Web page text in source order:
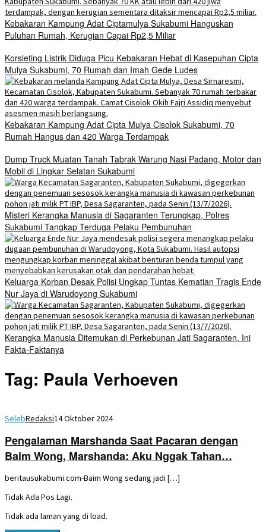
Kebakaran Kampung Adat Ciptamulya Sukabumi Hanguskan
Puluhan Rumah, Kerugian Capai Rp2,5 Miliar
Korsleting Listrik Diduga Picu Kebakaran Hebat di Kasepuhan Cipta
Mulya Sukabumi, 70 Rumah dan Imah Gede Ludes
Kebakaran Kampung Adat Cipta Mulya Cisolok Sukabumi, 70
Rumah Hangus dan 420 Warga Terdampak
Dump Truck Muatan Tanah Tabrak Warung Nasi Padang, Motor dan
Mobil di Lingkar Selatan Sukabumi
Misteri Kerangka Manusia di Sagaranten Terungkap, Polres
Sukabumi Tangkap Terduga Pelaku Pembunuhan
Keluarga Korban Desak Polisi Ungkap Tuntas Kematian Tragis Ende
Nur Jaya di Warudoyong Sukabumi
Kerangka Manusia Ditemukan di Perkebunan Jati Sagaranten, Ini
Fakta-Faktanya
Tag: Paula Verhoeven
SelebRedaksi14 Oktober 2024
Pengalaman Marshanda Saat Pacaran dengan
Baim Wong, Marshanda: Aku Nggak Tahan…
beritausukabumi.com-Baim Wong sedang jadi […]
Tidak Ada Pos Lagi.
Tidak ada laman yang di load.